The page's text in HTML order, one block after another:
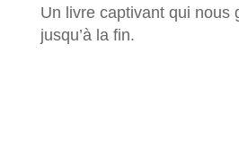
Un livre captivant qui nous
jusqu’à la fin.